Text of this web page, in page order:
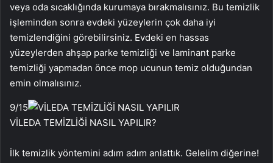
veya oda sıcaklığında kurumaya bırakmalısınız. Bu temizlik
işleminden sonra evdeki yüzeylerin çok daha iyi
temizlendiğini görebilirsiniz. Evdeki en hassas
yüzeylerden ahşap parke temizliği ve laminant parke
temizliği yapmadan önce mop ucunun temiz olduğundan
emin olmalısınız.
9/15
VİLEDA TEMİZLİĞİ NASIL YAPILIR?
İlk temizlik yöntemini adım adım anlattık. Gelelim diğerine!